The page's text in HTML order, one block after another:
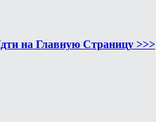
на Главную Страницу >>>